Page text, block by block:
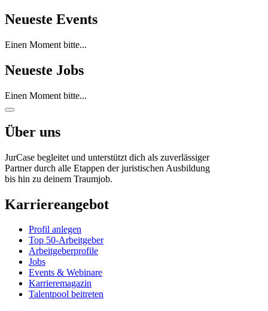
Neueste Events
Einen Moment bitte...
Neueste Jobs
Einen Moment bitte...
Über uns
JurCase begleitet und unterstützt dich als zuverlässiger
Partner durch alle Etappen der juristischen Ausbildung
bis hin zu deinem Traumjob.
Karriereangebot
Profil anlegen
Top 50-Arbeitgeber
Arbeitgeberprofile
Jobs
Events & Webinare
Karrieremagazin
Talentpool beitreten